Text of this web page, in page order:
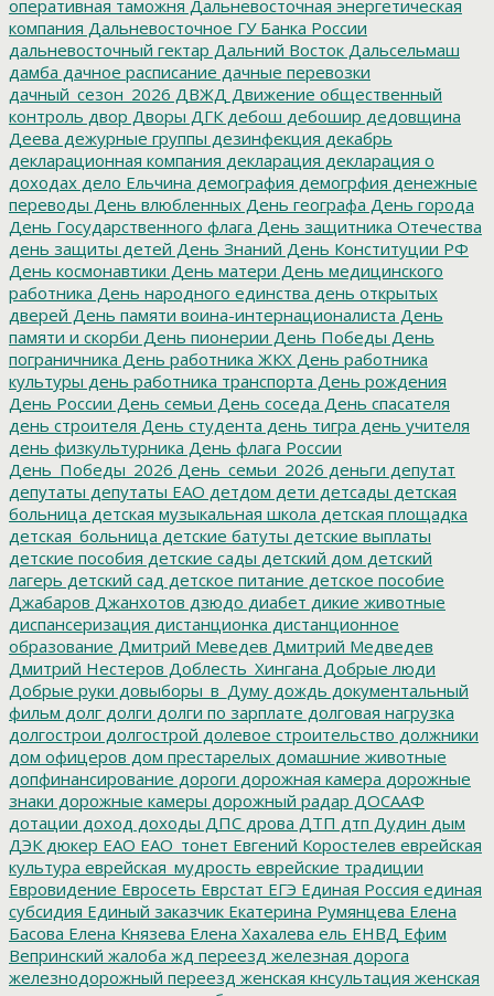
оперативная таможня Дальневосточная энергетическая
компания Дальневосточное ГУ Банка России
дальневосточный гектар Дальний Восток Дальсельмаш
дамба дачное расписание дачные перевозки
дачный_сезон_2026 ДВЖД Движение общественный
контроль двор Дворы ДГК дебош дебошир дедовщина
Деева дежурные группы дезинфекция декабрь
декларационная компания декларация декларация о
доходах дело Ельчина демография демогрфия денежные
переводы День влюбленных День географа День города
День Государственного флага День защитника Отечества
день защиты детей День Знаний День Конституции РФ
День космонавтики День матери День медицинского
работника День народного единства день открытых
дверей День памяти воина-интернационалиста День
памяти и скорби День пионерии День Победы День
пограничника День работника ЖКХ День работника
культуры день работника транспорта День рождения
День России День семьи День соседа День спасателя
день строителя День студента день тигра день учителя
день физкультурника День флага России
День_Победы_2026 День_семьи_2026 деньги депутат
депутаты депутаты ЕАО детдом дети детсады детская
больница детская музыкальная школа детская площадка
детская_больница детские батуты детские выплаты
детские пособия детские сады детский дом детский
лагерь детский сад детское питание детское пособие
Джабаров Джанхотов дзюдо диабет дикие животные
диспансеризация дистанционка дистанционное
образование Дмитрий Меведев Дмитрий Медведев
Дмитрий Нестеров Доблесть_Хингана Добрые люди
Добрые руки довыборы_в_Думу дождь документальный
фильм долг долги долги по зарплате долговая нагрузка
долгострои долгострой долевое строительство должники
дом офицеров дом престарелых домашние животные
допфинансирование дороги дорожная камера дорожные
знаки дорожные камеры дорожный радар ДОСААФ
дотации доход доходы ДПС дрова ДТП дтп Дудин дым
ДЭК дюкер ЕАО ЕАО_тонет Евгений Коростелев еврейская
культура еврейская_мудрость еврейские традиции
Евровидение Евросеть Еврстат ЕГЭ Единая Россия единая
субсидия Единый заказчик Екатерина Румянцева Елена
Басова Елена Князева Елена Хахалева ель ЕНВД Ефим
Вепринский жалоба жд переезд железная дорога
железнодорожный переезд женская кнсультация женская